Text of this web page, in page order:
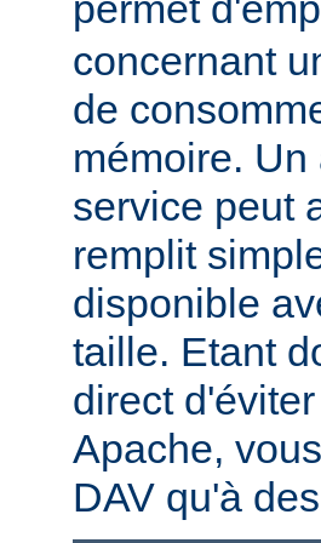
concernant
de
mémoire.
service peut
remplit
disponible
taille. Etant
direct
Apache,
DAV qu'à